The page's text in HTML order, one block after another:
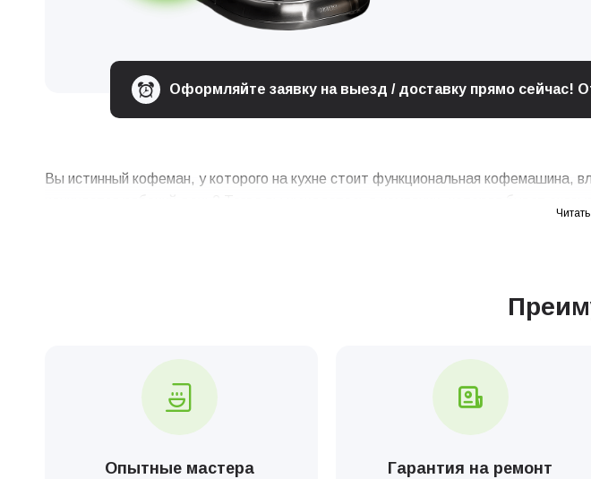
Оформляйте заявку на выезд / доставку прямо сейчас!
Вы истинный кофеман, у которого на кухне стоит функциональная кофемашина,
Опытные мастера
Гарантия на ремонт